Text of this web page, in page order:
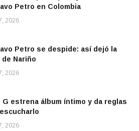
Petro en Colombia
2026
Petro se despide: así dejó la
de Nariño
2026
G estrena álbum íntimo y da reglas
2026